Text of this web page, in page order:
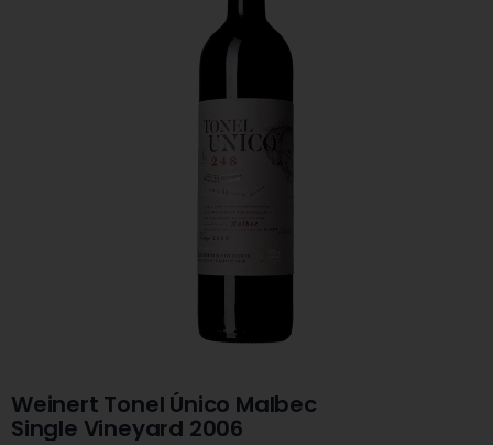
Weinert Tonel Único Malbec
Single Vineyard 2006